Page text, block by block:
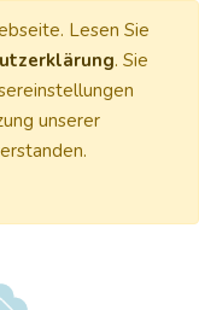
Lesen Sie
. Sie
unserer